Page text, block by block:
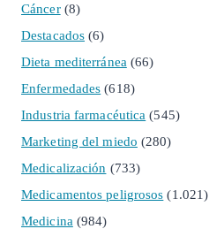
Cáncer(8)
Destacados (6)
Dieta mediterránea (66)
Enfermedades (618)
Industria farmacéutica (545)
Marketing del miedo (280)
Medicalización (733)
Medicamentos peligrosos (1.021)
Medicina (984)